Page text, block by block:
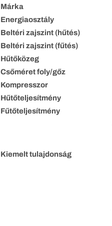
Márka
Energiaosztály
Beltéri zajszint (hűtés)
Beltéri zajszint (fűtés)
Hűtőközeg
Csőméret foly/gőz
Kompresszor
Hűtőteljesítmény
Fűtőteljesítmény
Kiemelt tulajdonság